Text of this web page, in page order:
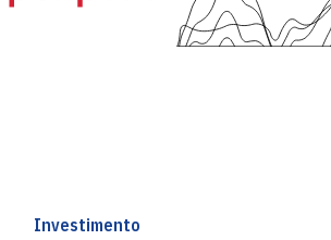
Investimento